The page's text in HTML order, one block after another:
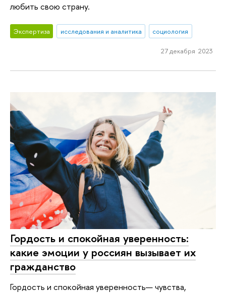
любить свою страну.
Экспертиза исследования и аналитика социология
27 декабря 2023
Гордость и спокойная уверенность:
какие эмоции у россиян вызывает их
гражданство
Гордость и спокойная уверенность— чувства,